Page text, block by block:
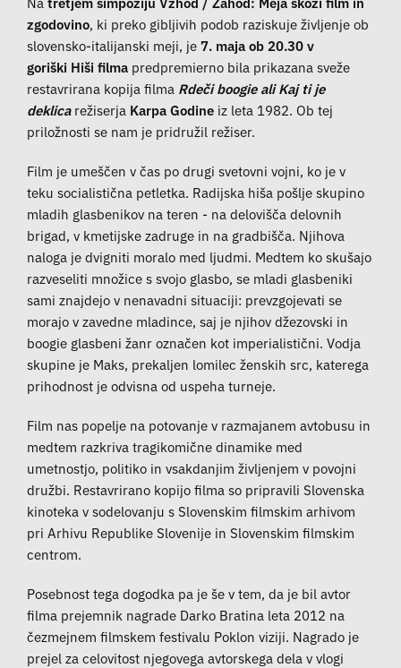
zgodovino, ki preko gibljivih podob raziskuje življenje ob
slovensko-italijanski meji, je7. maja ob 20.30 v
goriški Hiši filma predpremierno bila prikazana sveže
restavrirana kopija filma Rdeči boogie ali Kaj ti je
deklicarežiserja Karpa Godine iz leta 1982. Ob tej
priložnosti se nam je pridružil režiser.
Film je umeščen v čas po drugi svetovni vojni, ko je v
teku socialistična petletka. Radijska hiša pošlje skupino
mladih glasbenikov na teren - na delovišča delovnih
brigad, v kmetijske zadruge in na gradbišča. Njihova
naloga je dvigniti moralo med ljudmi. Medtem ko skušajo
razveseliti množice s svojo glasbo, se mladi glasbeniki
sami znajdejo v nenavadni situaciji: prevzgojevati se
morajo v zavedne mladince, saj je njihov džezovski in
boogie glasbeni žanr označen kot imperialistični. Vodja
skupine je Maks, prekaljen lomilec ženskih src, katerega
prihodnost je odvisna od uspeha turneje.
Film nas popelje na potovanje v razmajanem avtobusu in
medtem razkriva tragikomične dinamike med
umetnostjo, politiko in vsakdanjim življenjem v povojni
družbi. Restavrirano kopijo filma so pripravili Slovenska
kinoteka v sodelovanju s Slovenskim filmskim arhivom
pri Arhivu Republike Slovenije in Slovenskim filmskim
centrom.
Posebnost tega dogodka pa je še v tem, da je bil avtor
filma prejemnik nagrade Darko Bratina leta 2012 na
čezmejnem filmskem festivalu Poklon viziji. Nagrado je
prejel za celovitost njegovega avtorskega dela v vlogi